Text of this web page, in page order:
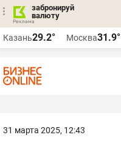
забронируй
валюту
Казань29.2° Москва31.9°
31 марта 2025, 12:43